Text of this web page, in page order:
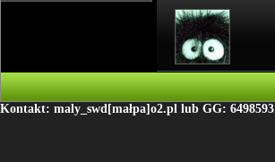
Kontakt: maly_swd[małpa]o2.pl lub GG: 6498593